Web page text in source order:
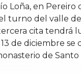
Loña, en Pereiro
turno del valle
cita
de diciembre
de